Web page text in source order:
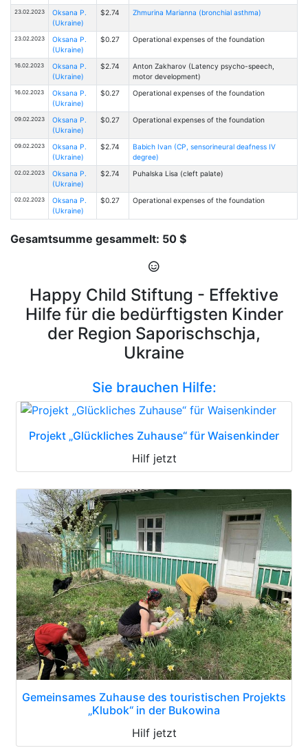
23.02.2023
Oksana P.
(Ukraine)
$2.74 Zhmurina Marianna (bronchial asthma)
23.02.2023
Oksana P.
(Ukraine)
$0.27 Operational expenses of the foundation
16.02.2023
Oksana P.
(Ukraine)
$2.74
Anton Zakharov (Latency psycho-speech,
motor development)
16.02.2023
Oksana P.
(Ukraine)
$0.27 Operational expenses of the foundation
09.02.2023
Oksana P.
(Ukraine)
$0.27 Operational expenses of the foundation
09.02.2023
Oksana P.
(Ukraine)
$2.74
Babich Ivan (CP, sensorineural deafness IV
degree)
02.02.2023
Oksana P.
(Ukraine)
$2.74 Puhalska Lisa (cleft palate)
02.02.2023
Oksana P.
(Ukraine)
$0.27 Operational expenses of the foundation
Gesamtsumme gesammelt: 50 $
Happy Child Stiftung - Effektive
Hilfe für die bedürftigsten Kinder
der Region Saporischschja,
Ukraine
Sie brauchen Hilfe:
Projekt „Glückliches Zuhause“ für Waisenkinder
Hilf jetzt
Gemeinsames Zuhause des touristischen Projekts
„Klubok“ in der Bukowina
Hilf jetzt